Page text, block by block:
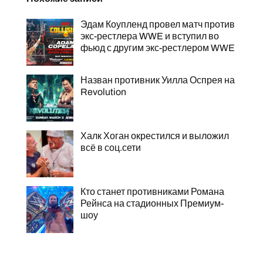
Эдам Коупленд провел матч против
экс-рестлера WWE и вступил во
фьюд с другим экс-рестлером WWE
Назван противник Уилла Оспрея на
Revolution
Халк Хоган окрестился и выложил
всё в соц.сети
Кто станет противниками Романа
Рейнса на стадионных Премиум-
шоу